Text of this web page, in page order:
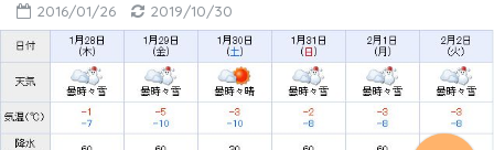
2016/01/26 2019/10/30